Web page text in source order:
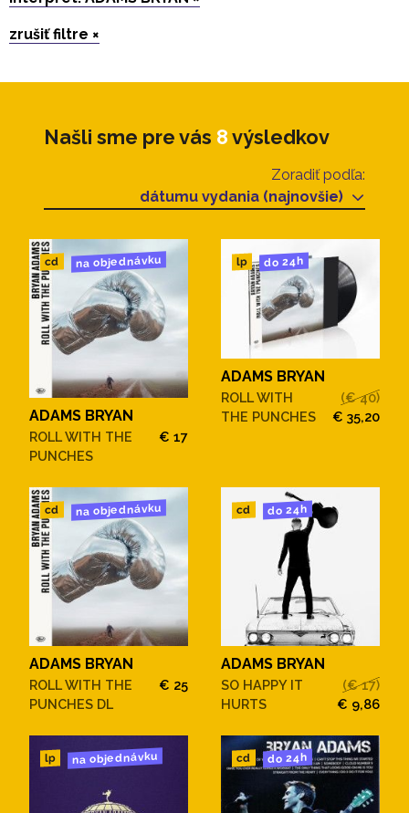
zrušiť filtre ×
Našli sme pre vás 8 výsledkov
Zoradiť podľa:
dátumu vydania (najnovšie)
cd na objednávku
ADAMS BRYAN
ROLL WITH THE
PUNCHES
€ 17
lp do 24h
ADAMS BRYAN
ROLL WITH
THE PUNCHES
(€ 40)
€ 35,20
cd na objednávku
ADAMS BRYAN
ROLL WITH THE
PUNCHES DL
€ 25
cd do 24h
ADAMS BRYAN
SO HAPPY IT
HURTS
(€ 17)
€ 9,86
lp na objednávku cd do 24h